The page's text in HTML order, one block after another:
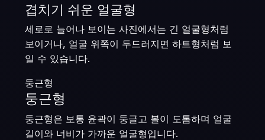
겹치기 쉬운 얼굴형
세로로 늘어나 보이는 사진에서는 긴 얼굴형처럼
보이거나, 얼굴 위쪽이 두드러지면 하트형처럼 보
일 수 있습니다.
둥근형
둥근형
둥근형은 보통 윤곽이 둥글고 볼이 도톰하며 얼굴
길이와 너비가 가까운 얼굴형입니다.